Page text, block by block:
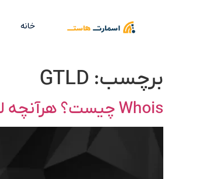
خانه
برچسب: GTLD
Whois چیست؟ هرآنچه لازم است درباره هوایز بدانید